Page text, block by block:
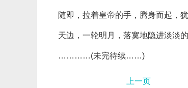
随即，拉着皇帝的手，腾身而起，
天边，一轮明月，落寞地隐进淡淡的
…………(未完待续……)
上一页